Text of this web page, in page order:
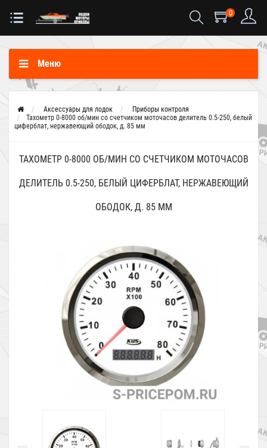
0
Меню
Аксессуары для лодок
Приборы контроля
Тахометр 0-8000 об/мин со счетчиком моточасов делитель 0.5-250, белый
циферблат, нержавеющий ободок, д. 85 мм
ТАХОМЕТР 0-8000 ОБ/МИН СО СЧЕТЧИКОМ МОТОЧАСОВ
ДЕЛИТЕЛЬ 0.5-250, БЕЛЫЙ ЦИФЕРБЛАТ, НЕРЖАВЕЮЩИЙ
ОБОДОК, Д. 85 ММ